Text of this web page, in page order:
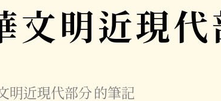
文明近現
明近現代部分的筆記